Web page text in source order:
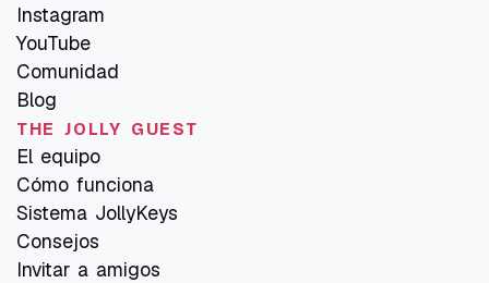
Instagram
YouTube
Comunidad
Blog
THE JOLLY GUEST
El equipo
Cómo funciona
Sistema JollyKeys
Consejos
Invitar a amigos